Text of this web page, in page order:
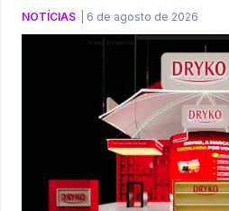
NOTÍCIAS 6 de agosto de 2026